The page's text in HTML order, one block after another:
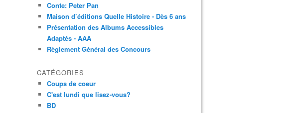
Conte: Peter Pan
Maison d’éditions Quelle Histoire - Dès 6 ans
Présentation des Albums Accessibles
Adaptés - AAA
Règlement Général des Concours
CATÉGORIES
Coups de coeur
C'est lundi que lisez-vous?
BD